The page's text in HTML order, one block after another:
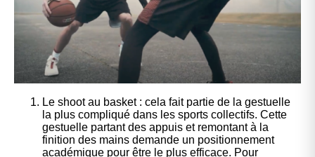
Le shoot au basket : cela fait partie de la gestuelle
la plus compliqué dans les sports collectifs. Cette
gestuelle partant des appuis et remontant à la
finition des mains demande un positionnement
académique pour être le plus efficace. Pour